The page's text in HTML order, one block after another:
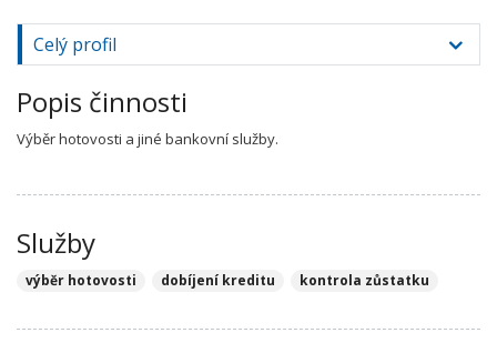
Celý profil
Popis činnosti
Výběr hotovosti a jiné bankovní služby.
Služby
výběr hotovosti dobíjení kreditu kontrola zůstatku